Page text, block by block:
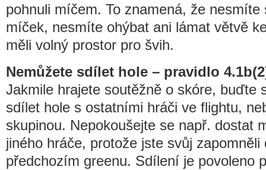
pohnuli míčem. To znamená, že
míček, nesmíte ohýbat ani lámat větvě
měli volný prostor pro švih.
Nemůžete sdílet hole – pravidlo
Jakmile hrajete soutěžně o skóre, buďte
sdílet hole s ostatními hráči ve flightu,
skupinou. Nepokoušejte se např. dostat
jiného hráče, protože jste svůj zapomněli
předchozím greenu. Sdílení je povoleno